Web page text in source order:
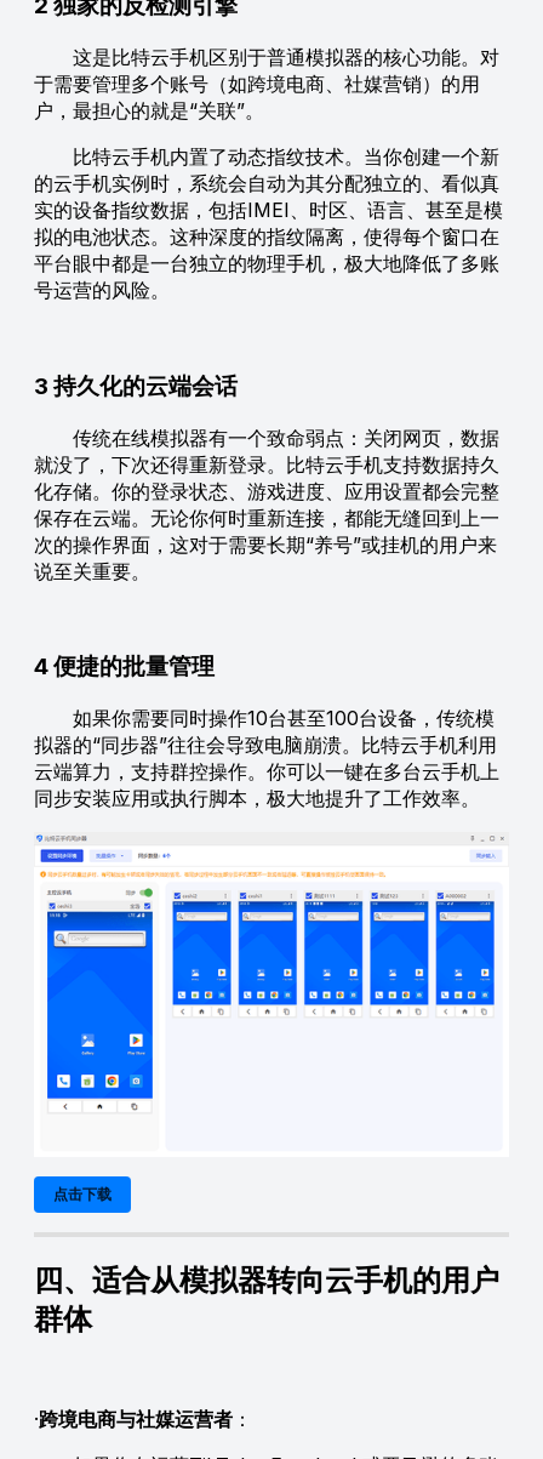
2 独家的反检测引擎
这是比特云手机区别于普通模拟器的核心功能。对
于需要管理多个账号（如跨境电商、社媒营销）的用
户，最担心的就是“关联”。
比特云手机内置了动态指纹技术。当你创建一个新
的云手机实例时，系统会自动为其分配独立的、看似真
实的设备指纹数据，包括IMEI、时区、语言、甚至是模
拟的电池状态。这种深度的指纹隔离，使得每个窗口在
平台眼中都是一台独立的物理手机，极大地降低了多账
号运营的风险。
3 持久化的云端会话
传统在线模拟器有一个致命弱点：关闭网页，数据
就没了，下次还得重新登录。比特云手机支持数据持久
化存储。你的登录状态、游戏进度、应用设置都会完整
保存在云端。无论你何时重新连接，都能无缝回到上一
次的操作界面，这对于需要长期“养号”或挂机的用户来
说至关重要。
4 便捷的批量管理
如果你需要同时操作10台甚至100台设备，传统模
拟器的“同步器”往往会导致电脑崩溃。比特云手机利用
云端算力，支持群控操作。你可以一键在多台云手机上
同步安装应用或执行脚本，极大地提升了工作效率。
点击下载
四、适合从模拟器转向云手机的用户
群体
·跨境电商与社媒运营者 ：